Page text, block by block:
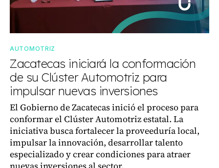
AUTOMOTRIZ
Zacatecas iniciará la conformación
de su Clúster Automotriz para
impulsar nuevas inversiones
El Gobierno de Zacatecas inició el proceso para
conformar el Clúster Automotriz estatal. La
iniciativa busca fortalecer la proveeduría local,
impulsar la innovación, desarrollar talento
especializado y crear condiciones para atraer